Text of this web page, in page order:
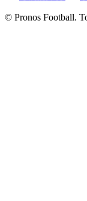
© Pronos Football.